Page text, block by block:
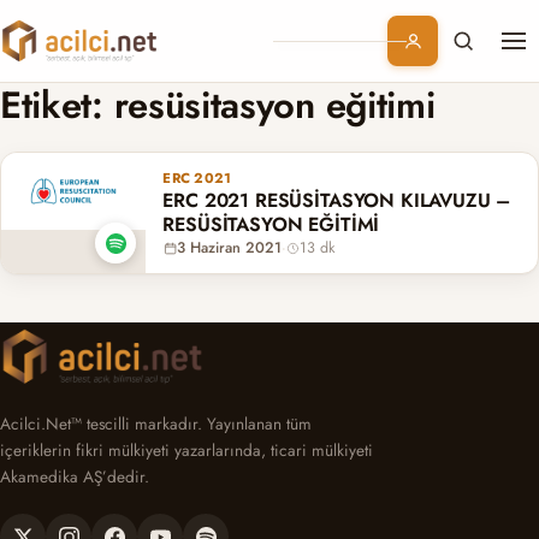
Branşlar
Konular
Kurumsal
Etiket: resüsitasyon eğitimi
ERC 2021
ERC 2021 RESÜSİTASYON KILAVUZU –
RESÜSİTASYON EĞİTİMİ
3 Haziran 2021· 13 dk
Acilci.Net™ tescilli markadır. Yayınlanan tüm
içeriklerin fikri mülkiyeti yazarlarında, ticari mülkiyeti
Akamedika AŞ’dedir.